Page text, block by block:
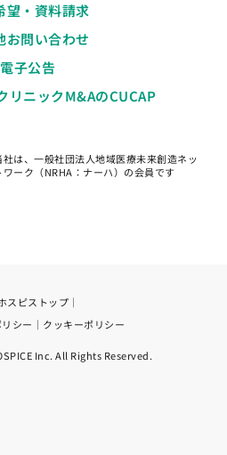
望・資料請求
お問い合わせ
電子公告
リニックM&AのCUCAP
社は、一般社団法人地域医療未来創造ネッ
ワーク（NRHA：ナーハ）の会員です
スピストップ ｜
シー ｜ クッキーポリシー
Inc. All Rights Reserved.